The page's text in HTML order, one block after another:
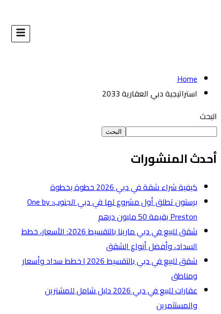
برستون تطلق أول مشروع لها في دبي الجنوب: One by
شقق للبيع في دبي مارينا بالتقسيط 2026: الأسعار، خطط
شقق للبيع في دبي بالتقسيط 2026 | خطط سداد وأسعار
عقارات للبيع في دبي 2026 دليل شامل للمشترين